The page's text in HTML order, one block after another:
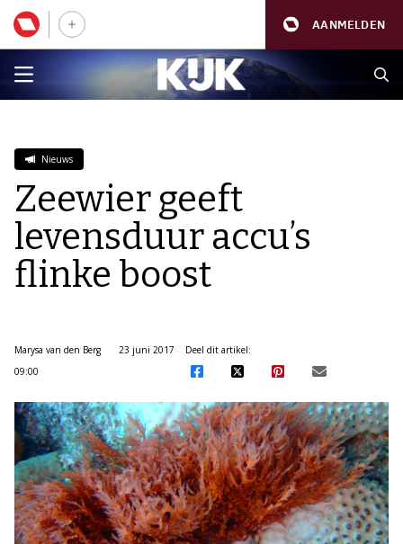
AANMELDEN
Nieuws
Zeewier geeft
levensduur accu’s
flinke boost
Marysa van den Berg
23 juni 2017
09:00
Deel dit artikel: